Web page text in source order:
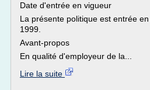
Date d'entrée en vigueur
La présente politique est entrée
1999.
Avant-propos
En qualité d'employeur de la...
Lire la suite